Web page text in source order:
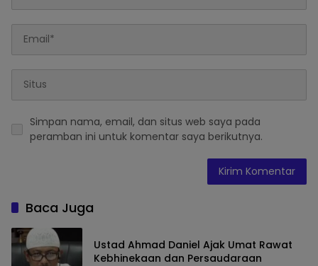
Simpan nama, email, dan situs web saya pada
peramban ini untuk komentar saya berikutnya.
Baca Juga
Ustad Ahmad Daniel Ajak Umat Rawat
Kebhinekaan dan Persaudaraan